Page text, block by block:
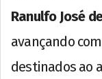
Ranulfo José
avançando
destinados ao